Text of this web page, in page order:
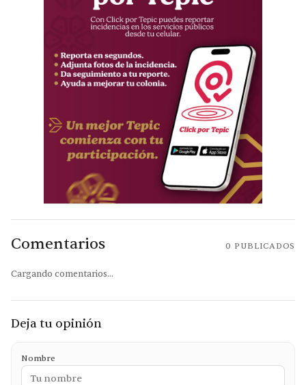
Comentarios 0 PUBLICADOS
Cargando comentarios...
Deja tu opinión
Nombre